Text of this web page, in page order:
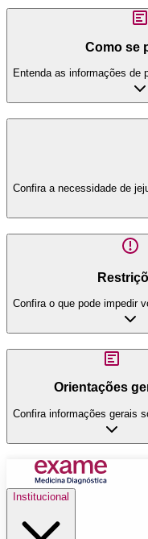
Como se
Entenda as informações de
Confira a necessidade de
Confira o que pode impedir
Orientações
Confira informações gerais
Institucional